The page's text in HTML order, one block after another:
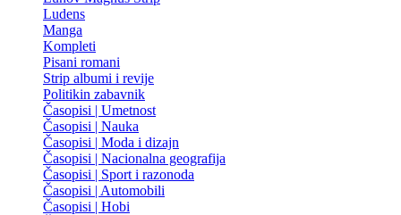
Ludens
Manga
Kompleti
Pisani romani
Strip albumi i revije
Politikin zabavnik
Časopisi | Umetnost
Časopisi | Nauka
Časopisi | Moda i dizajn
Časopisi | Nacionalna geografija
Časopisi | Sport i razonoda
Časopisi | Automobili
Časopisi | Hobi